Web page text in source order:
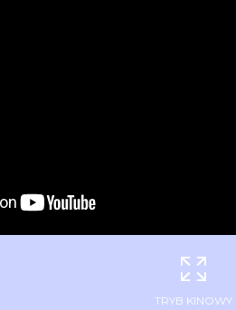
TRYB KINOWY